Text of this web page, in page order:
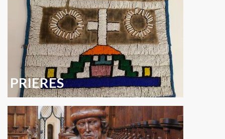
PRIERES